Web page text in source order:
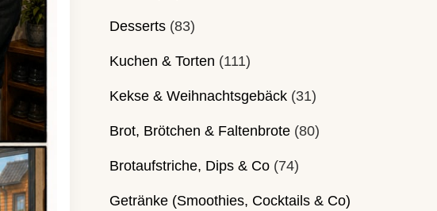
Desserts(83)
Kuchen & Torten (111)
Kekse & Weihnachtsgebäck(31)
Brot, Brötchen & Faltenbrote(80)
Brotaufstriche, Dips & Co(74)
Getränke (Smoothies, Cocktails & Co)